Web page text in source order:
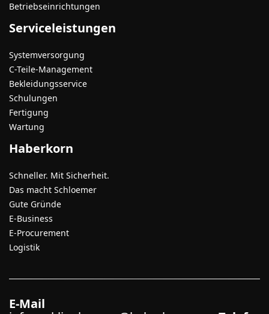
Betriebseinrichtungen
Serviceleistungen
Systemversorgung
C-Teile-Management
Bekleidungsservice
Schulungen
Fertigung
Wartung
Haberkorn
Schneller. Mit Sicherheit.
Das macht Schloemer
Gute Gründe
E-Business
E-Procurement
Logistik
E-Mail